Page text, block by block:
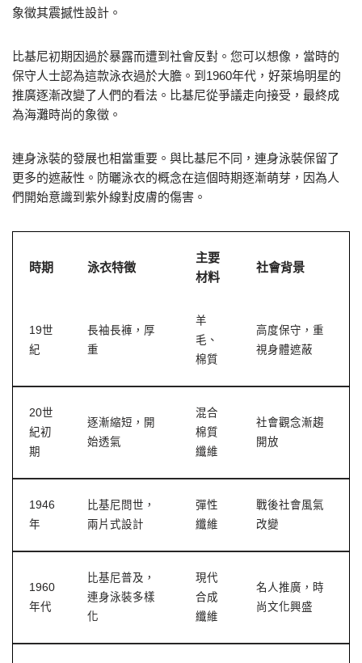
象徵其震撼性設計。
比基尼初期因過於暴露而遭到社會反對。您可以想像，當時的
保守人士認為這款泳衣過於大膽。到1960年代，好萊塢明星的
推廣逐漸改變了人們的看法。比基尼從爭議走向接受，最終成
為海灘時尚的象徵。
連身泳裝的發展也相當重要。與比基尼不同，連身泳裝保留了
更多的遮蔽性。防曬泳衣的概念在這個時期逐漸萌芽，因為人
們開始意識到紫外線對皮膚的傷害。
時期 泳衣特徵
主要
材料
社會背景
19世
紀
長袖長褲，厚
重
羊
毛、
棉質
高度保守，重
視身體遮蔽
20世
紀初
期
逐漸縮短，開
始透氣
混合
棉質
纖維
社會觀念漸趨
開放
1946
年
比基尼問世，
兩片式設計
彈性
纖維
戰後社會風氣
改變
1960
年代
比基尼普及，
連身泳裝多樣
化
現代
合成
纖維
名人推廣，時
尚文化興盛